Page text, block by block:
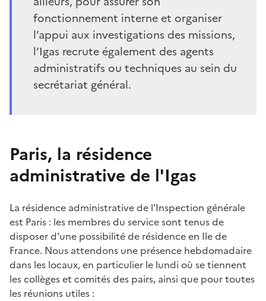
fonctionnement interne et organiser
l’appui aux investigations des missions,
l’Igas recrute également des agents
administratifs ou techniques au sein du
secrétariat général.
Paris, la résidence
administrative de l'Igas
La résidence administrative de l'Inspection générale
est Paris : les membres du service sont tenus de
disposer d'une possibilité de résidence en Ile de
France. Nous attendons une présence hebdomadaire
dans les locaux, en particulier le lundi où se tiennent
les collèges et comités des pairs, ainsi que pour toutes
les réunions utiles :